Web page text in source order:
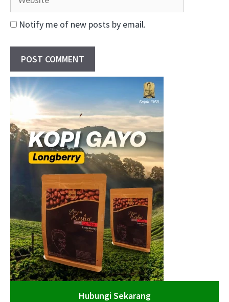
Notify me of new posts by email.
Hubungi Sekarang